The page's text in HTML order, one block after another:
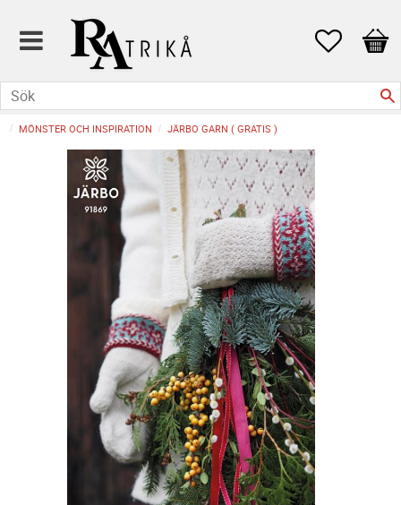
Favoriter
MÖNSTER OCH INSPIRATION JÄRBO GARN ( GRATIS )